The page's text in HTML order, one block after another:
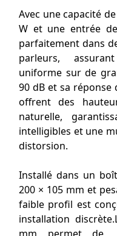
Avec une capacité
W et une entrée
parfaitement dans
parleurs,
uniforme sur de
90 dB et sa réponse
offrent des
naturelle,
intelligibles et une
distorsion.
Installé dans un
200 × 105 mm et
faible profil est
installation